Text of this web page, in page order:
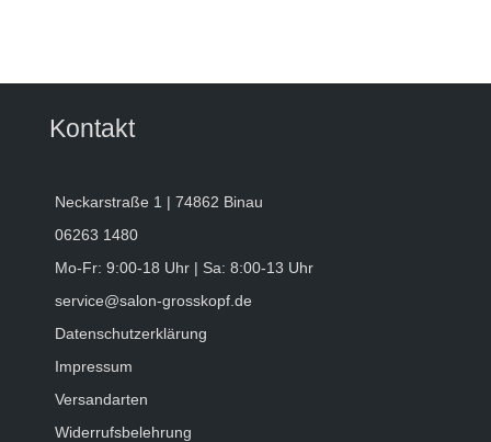
Kontakt
Neckarstraße 1 | 74862 Binau
06263 1480
Mo-Fr: 9:00-18 Uhr | Sa: 8:00-13 Uhr
service@salon-grosskopf.de
Datenschutzerklärung
Impressum
Versandarten
Widerrufsbelehrung